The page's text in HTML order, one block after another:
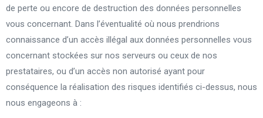
de perte ou encore de destruction des données personnelles
vous concernant. Dans l’éventualité où nous prendrions
connaissance d’un accès illégal aux données personnelles vous
concernant stockées sur nos serveurs ou ceux de nos
prestataires, ou d’un accès non autorisé ayant pour
conséquence la réalisation des risques identifiés ci-dessus, nous
nous engageons à :